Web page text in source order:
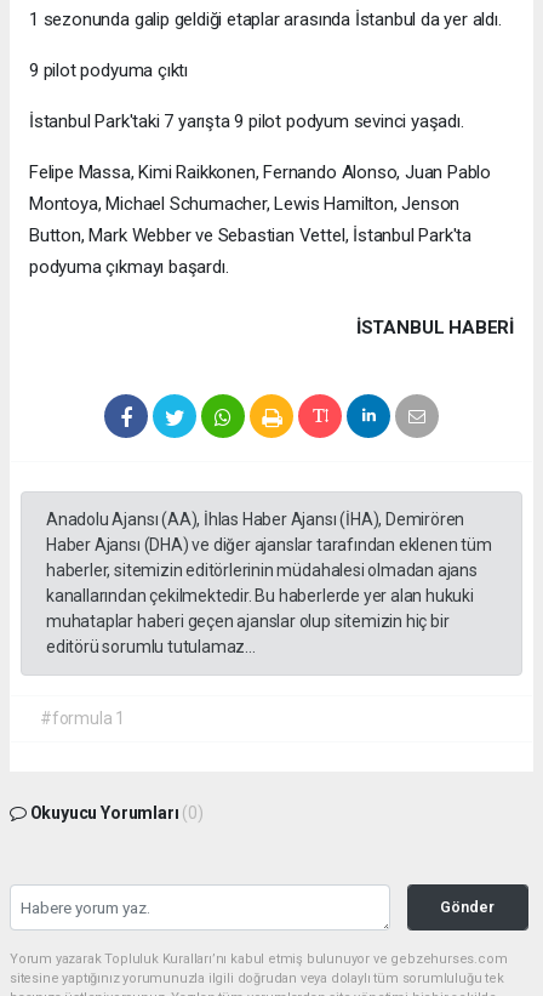
1 sezonunda galip geldiği etaplar arasında İstanbul da yer aldı.
9 pilot podyuma çıktı
İstanbul Park'taki 7 yarışta 9 pilot podyum sevinci yaşadı.
Felipe Massa, Kimi Raikkonen, Fernando Alonso, Juan Pablo
Montoya, Michael Schumacher, Lewis Hamilton, Jenson
Button, Mark Webber ve Sebastian Vettel, İstanbul Park'ta
podyuma çıkmayı başardı.
İSTANBUL HABERİ
Anadolu Ajansı (AA), İhlas Haber Ajansı (İHA), Demirören
Haber Ajansı (DHA) ve diğer ajanslar tarafından eklenen tüm
haberler, sitemizin editörlerinin müdahalesi olmadan ajans
kanallarından çekilmektedir. Bu haberlerde yer alan hukuki
muhataplar haberi geçen ajanslar olup sitemizin hiç bir
editörü sorumlu tutulamaz...
#formula 1
Okuyucu Yorumları (0)
Gönder
Yorum yazarak Topluluk Kuralları’nı kabul etmiş bulunuyor ve gebzehurses.com
sitesine yaptığınız yorumunuzla ilgili doğrudan veya dolaylı tüm sorumluluğu tek